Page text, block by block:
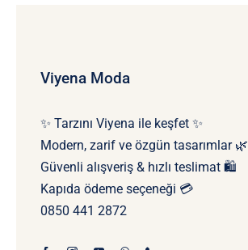
Viyena Moda
✨ Tarzını Viyena ile keşfet ✨
Modern, zarif ve özgün tasarımlar 🌿
Güvenli alışveriş & hızlı teslimat 🛍️
Kapıda ödeme seçeneği 💳
0850 441 2872